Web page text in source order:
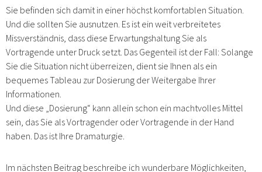
Sie befinden sich damit in einer höchst komfortablen Situation.
Und die sollten Sie ausnutzen. Es ist ein weit verbreitetes
Missverständnis, dass diese Erwartungshaltung Sie als
Vortragende unter Druck setzt. Das Gegenteil ist der Fall: Solange
Sie die Situation nicht überreizen, dient sie Ihnen als ein
bequemes Tableau zur Dosierung der Weitergabe Ihrer
Informationen.
Und diese „Dosierung“ kann allein schon ein machtvolles Mittel
sein, das Sie als Vortragender oder Vortragende in der Hand
haben. Das ist Ihre Dramaturgie.
Im nächsten Beitrag beschreibe ich wunderbare Möglichkeiten,